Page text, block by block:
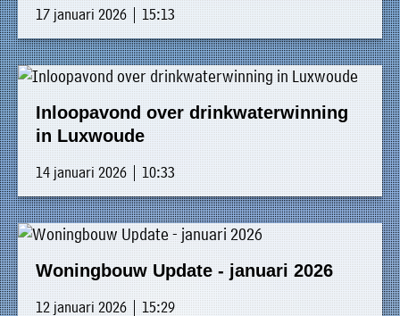
17 januari 2026 | 15:13
Inloopavond over drinkwaterwinning
in Luxwoude
14 januari 2026 | 10:33
Woningbouw Update - januari 2026
12 januari 2026 | 15:29